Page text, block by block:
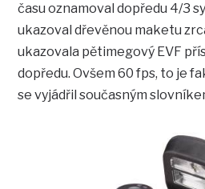
času oznamoval dopředu 4/3
ukazoval dřevěnou maketu
ukazovala pětimegový EVF
dopředu. Ovšem 60 fps, to je
se vyjádřil současným